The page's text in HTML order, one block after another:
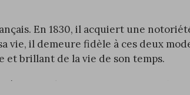
En 1830, il acquiert une
vie, il demeure fidèle à ces deux
brillant de la vie de son temps.
au poète Charles Baudelaire